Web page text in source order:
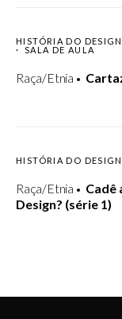
HISTÓRIA DO DESIGN
SALA DE AULA
Raça/Etnia
HISTÓRIA DO DESIGN
Raça/Etnia
Cadê
Design? (série 1)